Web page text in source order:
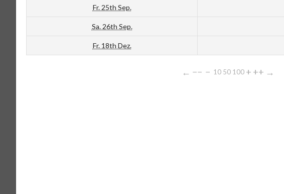
Fr. 25th Sep.
Sa. 26th Sep.
Fr. 18th Dez.
← −− − 10 50 100 + ++ →